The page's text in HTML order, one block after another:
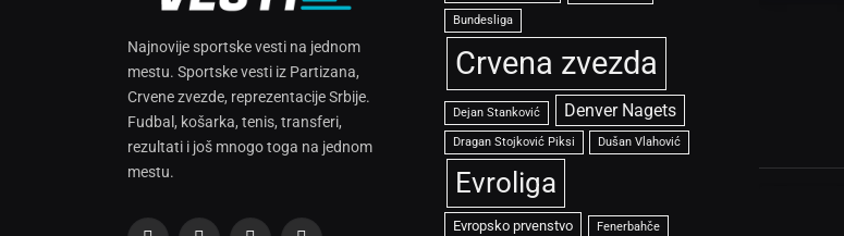
Najnovije sportske vesti na jednom
mestu. Sportske vesti iz Partizana,
Crvene zvezde, reprezentacije Srbije.
Fudbal, košarka, tenis, transferi,
rezultati i još mnogo toga na jednom
mestu.
Bundesliga
Crvena zvezda
Dejan Stanković Denver Nagets
Dragan Stojković Piksi Dušan Vlahović
Evroliga
Evropsko prvenstvo Fenerbahče